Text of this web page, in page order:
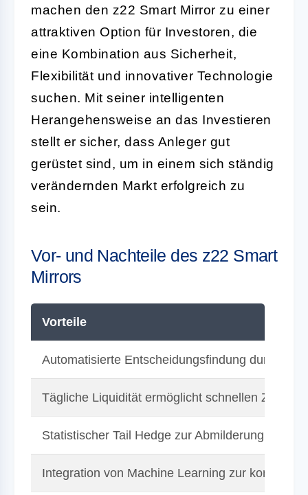
machen den z22 Smart Mirror zu einer
attraktiven Option für Investoren, die
eine Kombination aus Sicherheit,
Flexibilität und innovativer Technologie
suchen. Mit seiner intelligenten
Herangehensweise an das Investieren
stellt er sicher, dass Anleger gut
gerüstet sind, um in einem sich ständig
verändernden Markt erfolgreich zu
sein.
Vor- und Nachteile des z22 Smart
Mirrors
Vorteile
Automatisierte Entscheidungsfindung durch
Tägliche Liquidität ermöglicht schnellen Zugriff
Statistischer Tail Hedge zur Abmilderung von
Integration von Machine Learning zur